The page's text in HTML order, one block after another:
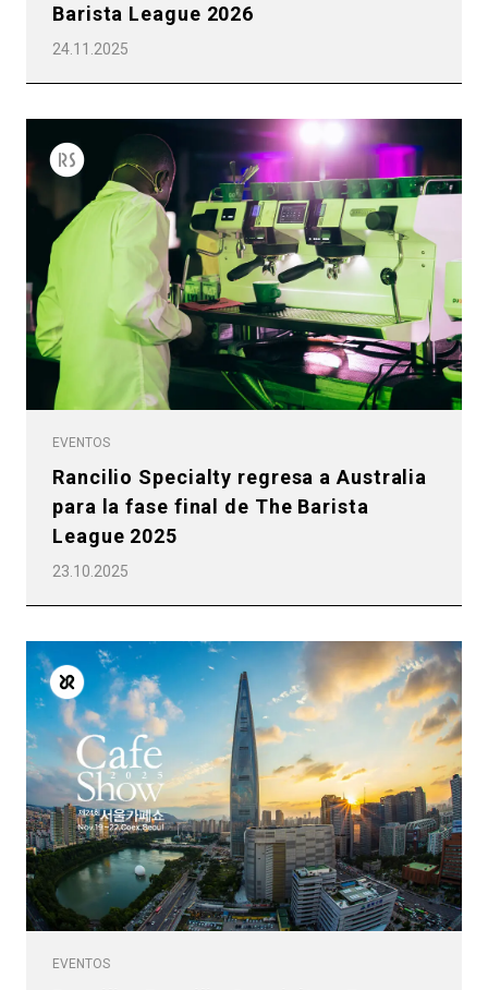
Barista League 2026
24.11.2025
EVENTOS
Rancilio Specialty regresa a Australia
para la fase final de The Barista
League 2025
23.10.2025
EVENTOS